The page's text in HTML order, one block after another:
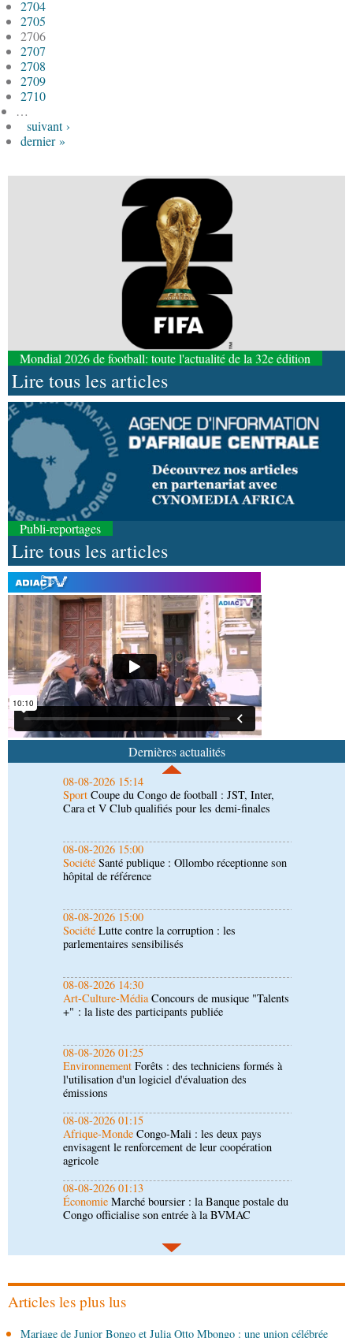
2704
2705
2706
2707
2708
2709
2710
…
suivant ›
dernier »
Mondial 2026 de football: toute l'actualité de la 32e édition
Lire tous les articles
Publi-reportages
Lire tous les articles
Dernières actualités
08-08-2026 16:30
SociétéLutte contre les épidémies : les employés
de la maison de retraite Kambissi en formation
08-08-2026 16:00
SociétéDistinction : Darrel Ornelle Elion Assiana
promue maître-assistant Cames
08-08-2026 15:14
Coupe du Congo de football : JST, Inter,
Cara et V Club qualifiés pour les demi-finales
08-08-2026 15:00
SociétéSanté publique : Ollombo réceptionne son
hôpital de référence
08-08-2026 15:00
Société Lutte contre la corruption : les
parlementaires sensibilisés
08-08-2026 14:30
Art-Culture-MédiaConcours de musique "Talents
+" : la liste des participants publiée
08-08-2026 01:25
EnvironnementForêts : des techniciens formés à
l'utilisation d'un logiciel d'évaluation des
08-08-2026 01:15
Afrique-MondeCongo-Mali : les deux pays
envisagent le renforcement de leur coopération
agricole
08-08-2026 01:13
ÉconomieMarché boursier : la Banque postale du
Congo officialise son entrée à la BVMAC
08-08-2026 01:00
SociétéAccélération du développement: la
République du Congo mise sur sa diaspora
08-08-2026 00:45
gouvernement présente sa politique économique et
sociale 2027-2029 au Parlement
Articles les plus lus
Mariage de Junior Bongo et Julia Otto Mbongo : une union célébrée